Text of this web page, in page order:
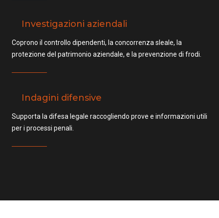
Investigazioni aziendali
Coprono il controllo dipendenti, la concorrenza sleale, la
protezione del patrimonio aziendale, e la prevenzione di frodi.
Indagini difensive
Supporta la difesa legale raccogliendo prove e informazioni utili
per i processi penali.